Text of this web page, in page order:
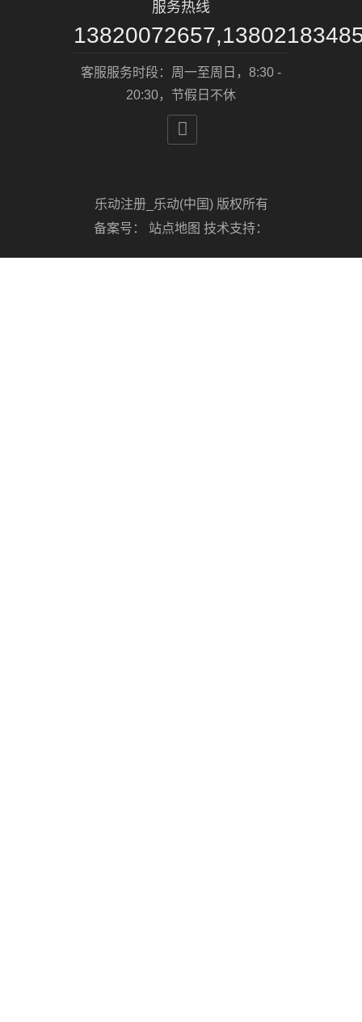
服务热线
客服服务时段：周一至周日，8:30 -
20:30，节假日不休

乐动注册_乐动(中国) 版权所有
备案号： 站点地图 技术支持：